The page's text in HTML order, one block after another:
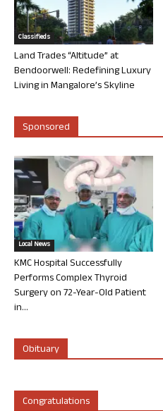
Classifieds
Land Trades “Altitude” at
Bendoorwell: Redefining Luxury
Living in Mangalore’s Skyline
Sponsored
Local News
KMC Hospital Successfully
Performs Complex Thyroid
Surgery on 72-Year-Old Patient
in...
Obituary
Congratulations